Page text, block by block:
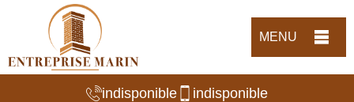
MENU
indisponible
indisponible